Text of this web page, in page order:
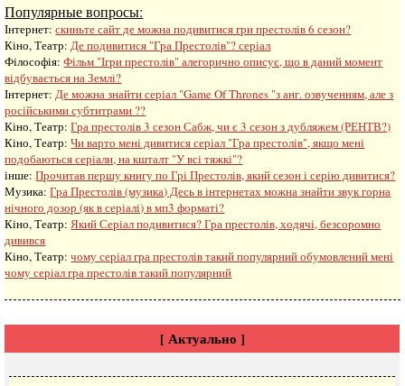
Популярные вопросы:
Інтернет:скиньте сайт де можна подивитися гри престолів 6 сезон?
Кіно, Театр:Де подивитися "Гра Престолів"? серіал
Філософія:Фільм "Ігри престолів" алегорично описує, що в даний момент
відбувається на Землі?
Інтернет:Де можна знайти серіал "Game Of Thrones "з анг. озвученням, але з
російськими субтитрами ??
Кіно, Театр:Гра престолів 3 сезон Сабж, чи є 3 сезон з дубляжем (РЕНТВ?)
Кіно, Театр:Чи варто мені дивитися серіал "Гра престолів", якщо мені
подобаються серіали, на кшталт "У всі тяжкі"?
інше:Прочитав першу книгу по Грі Престолів, який сезон і серію дивитися?
Музика:Гра Престолів (музика) Десь в інтернетах можна знайти звук горна
нічного дозор (як в серіалі) в мп3 форматі?
Кіно, Театр:Який Серіал подивитися? Гра престолів, ходячі, безсоромно
дивився
Кіно, Театр:чому серіал гра престолів такий популярний обумовлений мені
чому серіал гра престолів такий популярний
[ Актуально ]